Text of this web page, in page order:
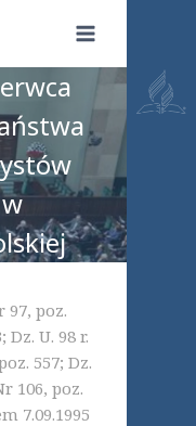
97, poz.
Dz. U. 98 r.
557; Dz.
106, poz.
7.09.1995